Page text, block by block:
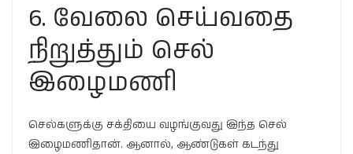
6. வேலை செய்வதை
நிறுத்தும் செல்
இழைமணி
செல்களுக்கு சக்தியை வழங்குவது இந்த செல்
இழைமணிதான். ஆனால், ஆண்டுகள் கடந்து